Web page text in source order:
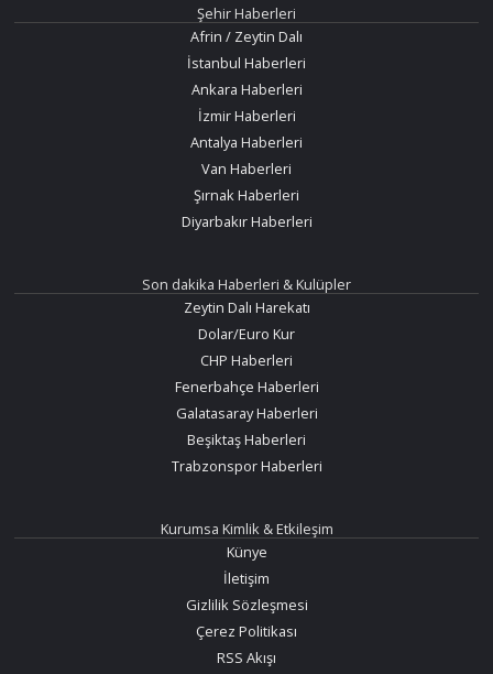
Şehir Haberleri
Afrin / Zeytin Dalı
İstanbul Haberleri
Ankara Haberleri
İzmir Haberleri
Antalya Haberleri
Van Haberleri
Şırnak Haberleri
Diyarbakır Haberleri
Son dakika Haberleri & Kulüpler
Zeytin Dalı Harekatı
Dolar/Euro Kur
CHP Haberleri
Fenerbahçe Haberleri
Galatasaray Haberleri
Beşiktaş Haberleri
Trabzonspor Haberleri
Kurumsa Kimlik & Etkileşim
Künye
İletişim
Gizlilik Sözleşmesi
Çerez Politikası
RSS Akışı